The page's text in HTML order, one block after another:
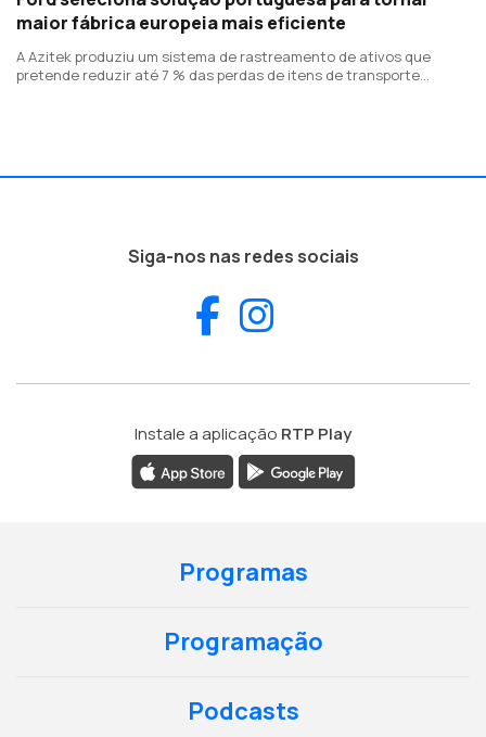
maior fábrica europeia mais eficiente
A Azitek produziu um sistema de rastreamento de ativos que
pretende reduzir até 7 % das perdas de itens de transporte
Siga-nos nas redes sociais
Facebook
Instale a aplicação RTP Play
Programas
Programação
Podcasts